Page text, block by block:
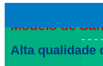
Modelo de
Alta qualidade